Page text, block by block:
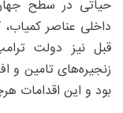
حیاتی در سطح
داخلی عناصر
قبل نیز دولت
زنجیره‌های تامین و
بود و این اقدامات